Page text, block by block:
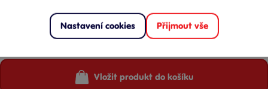
Vložit produkt do košíku
Nastavení cookies Přijmout vše